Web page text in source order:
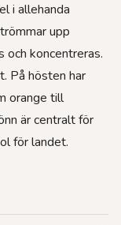
i allehanda
upp
och koncentreras.
På hösten har
orange till
är centralt för
för landet.